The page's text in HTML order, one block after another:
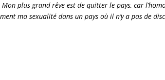
Mon plus grand rêve est de quitter le pays, car
ma sexualité dans un pays où il n’y a pas de